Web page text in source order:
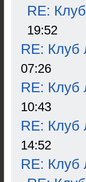
RE:
19:52
RE: Клуб
07:26
RE: Клуб
10:43
RE: Клуб
14:52
RE: Клуб